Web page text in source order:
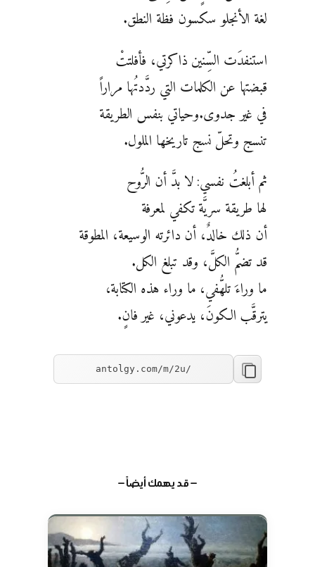
لغة الأنجلو سكسون فظة النطق.
استنفدَت السِّنين ذاكرتي، فأفلتتْ
قبضتها عن الكلمات التي ردَّدتُها مراراً
في غير جدوى.وحياتي بنفس الطريقة
تنسج وتحلّ نسج تاريخها الملول.
ثم أبلغتُ نفسي: لا بدَّ أن الرُّوح
لها طريقة سريَّة تكفي لمعرفة
أن ذلك خالدٌ، أن دائرته الوسيعة، المطوقة
قد تضمُّ الكلَّ، وقد تبلغ الكل.
ما وراءَ تلهُّفي، ما وراء هذه الكتابة،
يترقَّب الكونَ، يدعوني، غير فانٍ.
— قد يهمك أيضاً —